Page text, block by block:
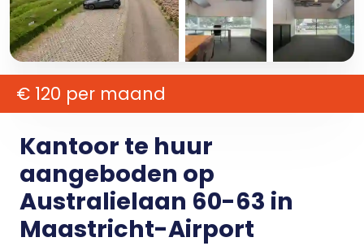
€ 120 per maand
Kantoor te huur
aangeboden op
Australielaan 60-63 in
Maastricht-Airport